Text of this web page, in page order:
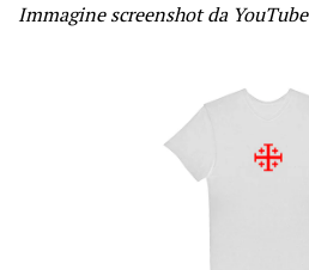
Immagine screenshot da YouTube